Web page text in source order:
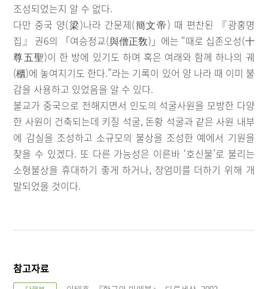
조성되었는지 알 수 없다.
다만 중국 양(梁)나라 간문제(簡文帝) 때 편찬된 『광홍명
집』 권6의 「여승정교(與僧正敎)」에는 “때로 십존오성(十
尊五聖)이 한 방에 있기도 하며 혹은 여래와 함께 하나의 궤
(櫃)에 놓여지기도 한다.”라는 기록이 있어 양 나라 때 이미 불
감을 사용하고 있었음을 알 수 있다.
불교가 중국으로 전해지면서 인도의 석굴사원을 모방한 다양
한 사원이 건축되는데 키질 석굴, 돈황 석굴과 같은 사원 내부
에 감실을 조성하고 소규모의 불상을 조성한 예에서 기원을
찾을 수 있겠다. 또 다른 가능성은 이른바 ‘호신불’로 불리는
소형불상을 휴대하기 좋게 하거나, 장엄미를 더하기 위해 개
발되었을 것이다.
참고자료